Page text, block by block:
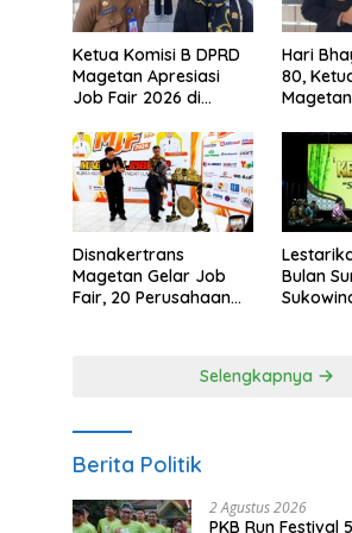
Ketua Komisi B DPRD
Magetan Apresiasi
Job Fair 2026 di
Anggaran
Hari
80,
Disnakertrans
Magetan Gelar Job
Fair, 20 Perusahaan
Bulan
Selengkapnya
Berita Politik
2 Agustus 2026
PKB Run Festival